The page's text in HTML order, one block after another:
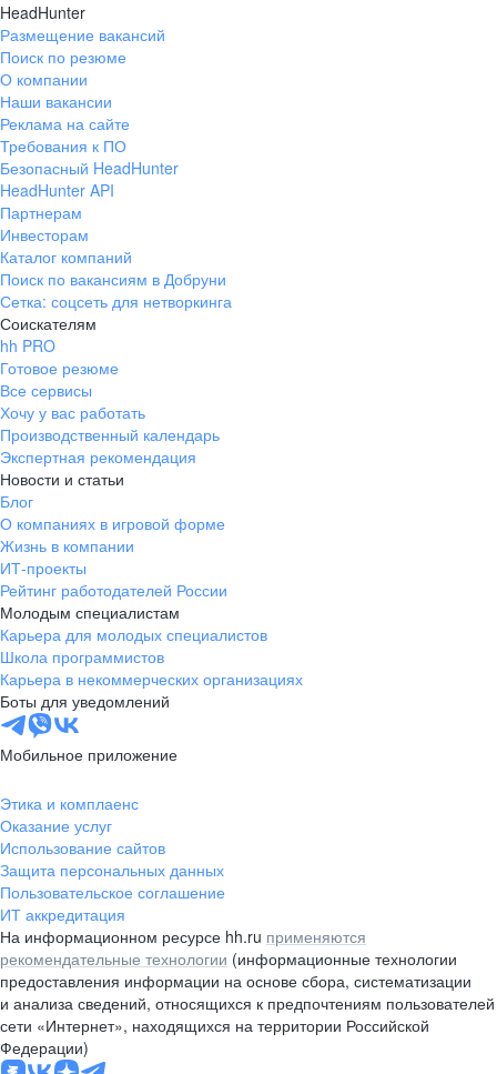
HeadHunter
Размещение вакансий
Поиск по резюме
О компании
Наши вакансии
Реклама на сайте
Требования к ПО
Безопасный HeadHunter
HeadHunter API
Партнерам
Инвесторам
Каталог компаний
Поиск по вакансиям в Добруни
Сетка: соцсеть для нетворкинга
Соискателям
hh PRO
Готовое резюме
Все сервисы
Хочу у вас работать
Производственный календарь
Экспертная рекомендация
Новости и статьи
Блог
О компаниях в игровой форме
Жизнь в компании
ИТ-проекты
Рейтинг работодателей России
Молодым специалистам
Карьера для молодых специалистов
Школа программистов
Карьера в некоммерческих организациях
Боты для уведомлений
Мобильное приложение
Этика и комплаенс
Оказание услуг
Использование сайтов
Защита персональных данных
Пользовательское соглашение
ИТ аккредитация
На информационном ресурсе hh.ru применяются
рекомендательные технологии (информационные технологии
предоставления информации на основе сбора, систематизации
и анализа сведений, относящихся к предпочтениям пользователей
сети «Интернет», находящихся на территории Российской
Федерации)